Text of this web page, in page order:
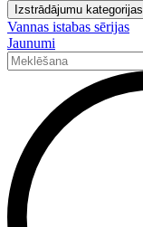
Izstrādājumu kategorijas
Vannas istabas sērijas
Jaunumi